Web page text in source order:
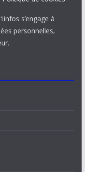
s’engage à
personnelles,